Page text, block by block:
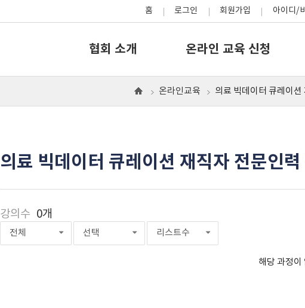
홈 로그인 회원가입 아이디/
협회 소개 온라인 교육 신청
홈
온라인교육 의료 빅데이터 큐레이
의료 빅데이터 큐레이션 재직자 전문인력
강의수 0개
전체 선택 리스트수
해당 과정이